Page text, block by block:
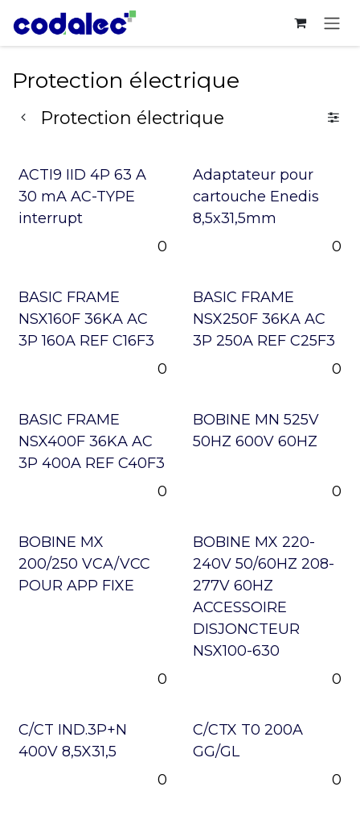
Se rendre au contenu
Protection électrique
Protection électrique
ACTI9 IID 4P 63 A
30 mA AC-TYPE
interrupt
0
Adaptateur pour
cartouche Enedis
8,5x31,5mm
0
BASIC FRAME
NSX160F 36KA AC
3P 160A REF C16F3
0
BASIC FRAME
NSX250F 36KA AC
3P 250A REF C25F3
0
BASIC FRAME
NSX400F 36KA AC
3P 400A REF C40F3
0
BOBINE MN 525V
50HZ 600V 60HZ
0
BOBINE MX
200/250 VCA/VCC
POUR APP FIXE
0
BOBINE MX 220-
240V 50/60HZ 208-
277V 60HZ
ACCESSOIRE
DISJONCTEUR
NSX100-630
0
C/CT IND.3P+N
400V 8,5X31,5
0
C/CTX T0 200A
GG/GL
0